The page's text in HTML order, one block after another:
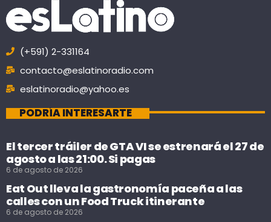
(+591) 2-331164
contacto@eslatinoradio.com
eslatinoradio@yahoo.es
PODRÍA INTERESARTE
El tercer tráiler de GTA VI se estrenará el 27 de
agosto a las 21:00. Si pagas
6 de agosto de 2026
Eat Out lleva la gastronomía paceña a las
calles con un Food Truck itinerante
6 de agosto de 2026